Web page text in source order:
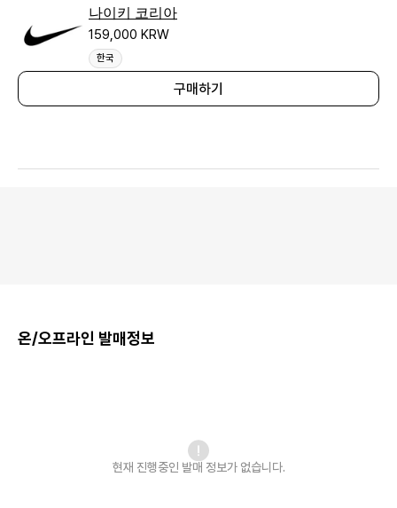
나이키 코리아
159,000 KRW
한국
구매하기
온/오프라인 발매정보
현재 진행중인 발매 정보가 없습니다.